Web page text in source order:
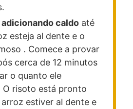
caldo até
esteja al dente e o
. Comece a provar
cerca de 12 minutos
o quanto ele
O risoto está pronto
estiver al dente e